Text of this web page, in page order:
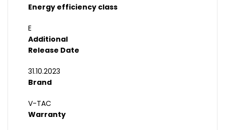
Energy efficiency class
E
Additional
Release Date
31.10.2023
Brand
V-TAC
Warranty